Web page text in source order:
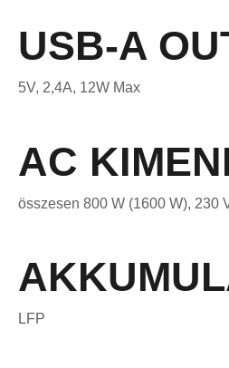
USB-A
5V, 2,4A, 12W Max
AC
összesen 800 W (1600 W), 230
LFP